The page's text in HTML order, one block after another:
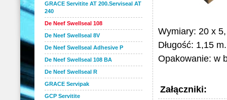
GRACE Servitite AT 200.Serviseal AT
240
De Neef Swellseal 108
De Neef Swellseal 8V
De Neef Swellseal Adhesive P
De Neef Swellseal 108 BA
De Neef Swellseal R
GRACE Servipak
GCP Servitite
Wymiary: 20 x
Długość: 1,15 m.
Opakowanie: w
Załączniki: